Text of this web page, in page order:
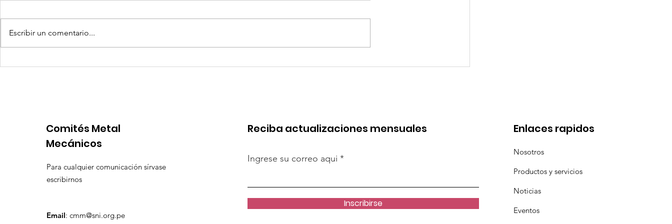
Competencia si: pero en
Expansion de China en
Coca-Cola invertirá mil
Escribir un comentario...
Comités Metal
Mecánicos
Para cualquier comunicación sírvase
escribirnos
Email: cmm@sni.org.pe
Reciba actualizaciones mensuales
Ingrese su correo aqui
Inscribirse
Enlaces rapidos
Nosotros
Productos y servicios
Noticias
Eventos